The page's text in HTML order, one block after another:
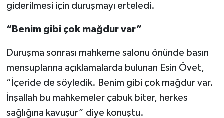
giderilmesi için duruşmayı erteledi.
“Benim gibi çok mağdur var”
Duruşma sonrası mahkeme salonu önünde basın
mensuplarına açıklamalarda bulunan Esin Övet,
“İçeride de söyledik. Benim gibi çok mağdur var.
İnşallah bu mahkemeler çabuk biter, herkes
sağlığına kavuşur” diye konuştu.